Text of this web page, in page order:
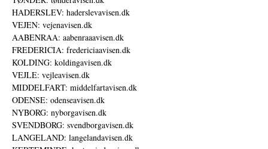
HADERSLEV: haderslevavisen.dk
VEJEN: vejenavisen.dk
AABENRAA: aabenraaavisen.dk
FREDERICIA: fredericiaavisen.dk
KOLDING: koldingavisen.dk
VEJLE: vejleavisen.dk
MIDDELFART: middelfartavisen.dk
ODENSE: odenseavisen.dk
NYBORG: nyborgavisen.dk
SVENDBORG: svendborgavisen.dk
LANGELAND: langelandavisen.dk